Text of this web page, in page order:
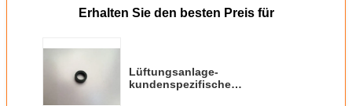
Erhalten Sie den besten Preis für
Lüftungsanlage-
kundenspezifische